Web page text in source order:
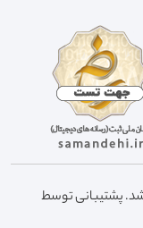
پشتیبانی توسط